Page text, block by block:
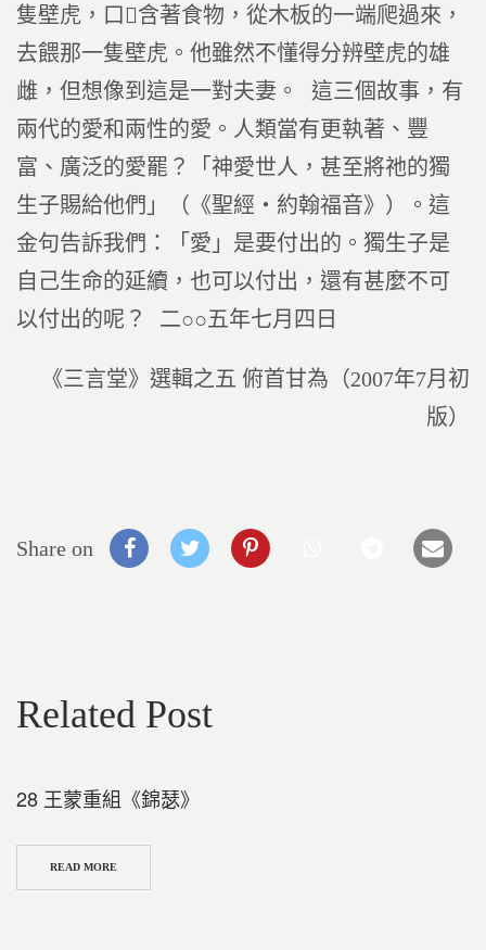
隻壁虎，口含著食物，從木板的一端爬過來，
去餵那一隻壁虎。他雖然不懂得分辨壁虎的雄
雌，但想像到這是一對夫妻。 這三個故事，有
兩代的愛和兩性的愛。人類當有更執著、豐
富、廣泛的愛罷？「神愛世人，甚至將祂的獨
生子賜給他們」（《聖經‧約翰福音》）。這
金句告訴我們：「愛」是要付出的。獨生子是
自己生命的延續，也可以付出，還有甚麼不可
以付出的呢？ 二○○五年七月四日
《三言堂》選輯之五 俯首甘為（2007年7月初
版）
Share on
Related Post
28 王蒙重組《錦瑟》
READ MORE